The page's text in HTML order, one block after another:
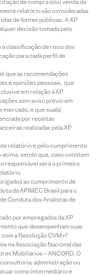
de compra e/ou venda de
relatório são consideradas
de fontes públicas. A XP
decisão tomada pelo
classificação de risco dos
para cada perfil de
que as recomendações
e opiniões pessoais, que
em relação à XP
sem aviso prévio em
e que sua(s)
por receitas
realizadas pela XP
relatório e pelo cumprimento
sendo que, caso constem
responsável será o primeiro
ao cumprimento de
da APIMEC Brasil para o
Conduta dos Analistas de
por empregados da XP
que desempenham suas
a Resolução CVM nº
na Associação Nacional das
Mobiliários – ANCORD. O
administração ou
como intermediário e